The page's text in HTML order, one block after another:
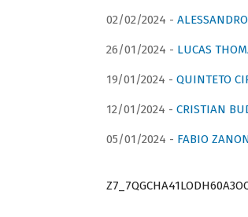
02/02/2024 -
26/01/2024 - LUCAS
19/01/2024 - QUINTETO
12/01/2024 - CRISTIAN
05/01/2024 - FABIO